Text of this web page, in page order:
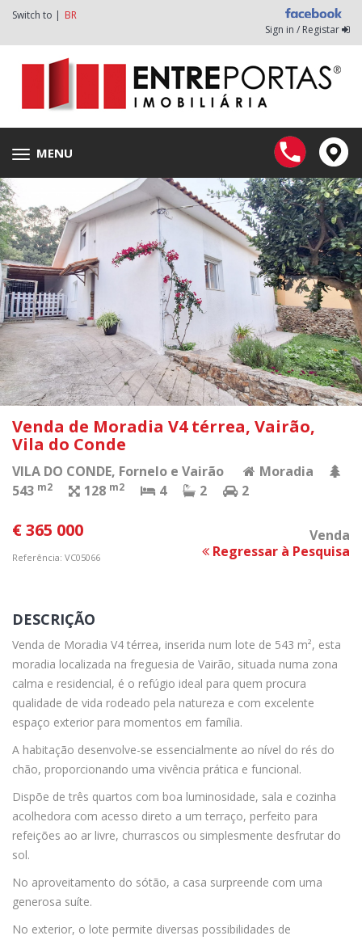
Switch to | BR
Sign in / Registar
Toggle
navigation
MENU
Venda de Moradia V4 térrea, Vairão,
Vila do Conde
VILA DO CONDE, Fornelo e Vairão
Moradia
543 m2 128 m2 4 2 2
€ 365 000 Venda
Referência: VC05066 Regressar à Pesquisa
DESCRIÇÃO
Venda de Moradia V4 térrea, inserida num lote de 543 m², esta
moradia localizada na freguesia de Vairão, situada numa zona
calma e residencial, é o refúgio ideal para quem procura
qualidade de vida rodeado pela natureza e com excelente
espaço exterior para momentos em família.
A habitação desenvolve-se essencialmente ao nível do rés do
chão, proporcionando uma vivência prática e funcional.
Dispõe de três quartos com boa luminosidade, sala e cozinha
acolhedora com acesso direto a um terraço, perfeito para
refeições ao ar livre, churrascos ou simplesmente desfrutar do
sol.
No aproveitamento do sótão, a casa surpreende com uma
generosa suíte.
No exterior, o lote permite diversas possibilidades de